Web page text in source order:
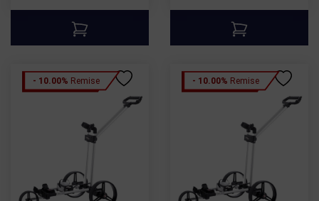
- 10.00% Remise - 10.00% Remise